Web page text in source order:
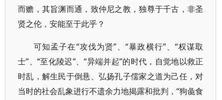
而赡，其旨渊而通，致仲尼之教，独尊于千古，非圣
贤之伦，安能至于此乎？
可知孟子在“攻伐为贤”、“暴政横行”、“权谋取
士”、“至化陵迟”、“异端并起”的时代，自觉地以救正
时乱，解生民于倒悬、弘扬孔子儒家之道为己任，对
当时的社会乱象进行不遗余力地揭露和批判，“狗彘食